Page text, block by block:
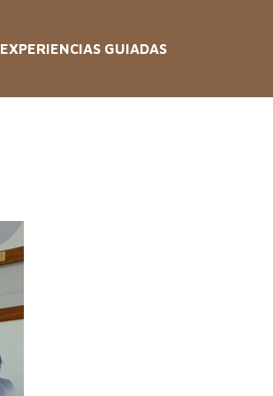
EXPERIENCIAS GUIADAS